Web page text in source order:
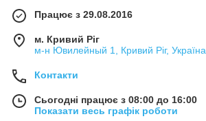
Працює з 29.08.2016
м. Кривий Ріг
м-н Ювилейный 1, Кривий Ріг, Україна
Контакти
Сьогодні працює з 08:00 до 16:00
Показати весь графік роботи